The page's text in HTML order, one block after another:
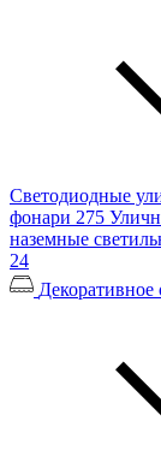
Светодиодные
фонари 275
наземные
24
Декоративное